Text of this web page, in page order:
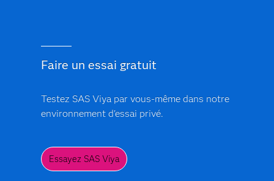
Faire un essai gratuit
Testez SAS Viya par vous-même dans notre
environnement d'essai privé.
Essayez SAS Viya